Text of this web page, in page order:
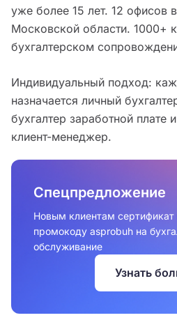
уже более 15 лет. 12 офисов
Московской области. 1000+
бухгалтерском
Индивидуальный подход:
назначается личный
бухгалтер заработной плате
клиент-менеджер.
Спецпредложение
Новым клиентам
промокоду asprobuh на
обслуживание
Узнать